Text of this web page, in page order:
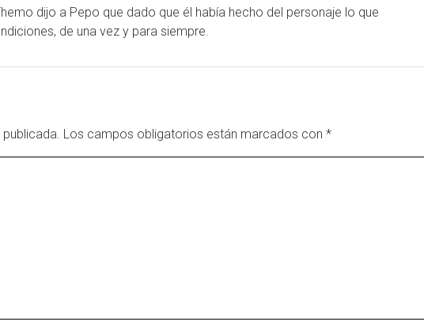
dijo a Pepo que dado que él había hecho del personaje lo que
de una vez y para siempre.
Los campos obligatorios están marcados con *